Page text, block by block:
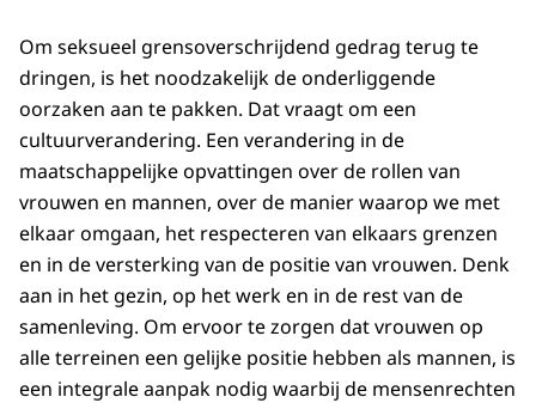
Om seksueel grensoverschrijdend gedrag terug te
dringen, is het noodzakelijk de onderliggende
oorzaken aan te pakken. Dat vraagt om een
cultuurverandering. Een verandering in de
maatschappelijke opvattingen over de rollen van
vrouwen en mannen, over de manier waarop we met
elkaar omgaan, het respecteren van elkaars grenzen
en in de versterking van de positie van vrouwen. Denk
aan in het gezin, op het werk en in de rest van de
samenleving. Om ervoor te zorgen dat vrouwen op
alle terreinen een gelijke positie hebben als mannen, is
een integrale aanpak nodig waarbij de mensenrechten